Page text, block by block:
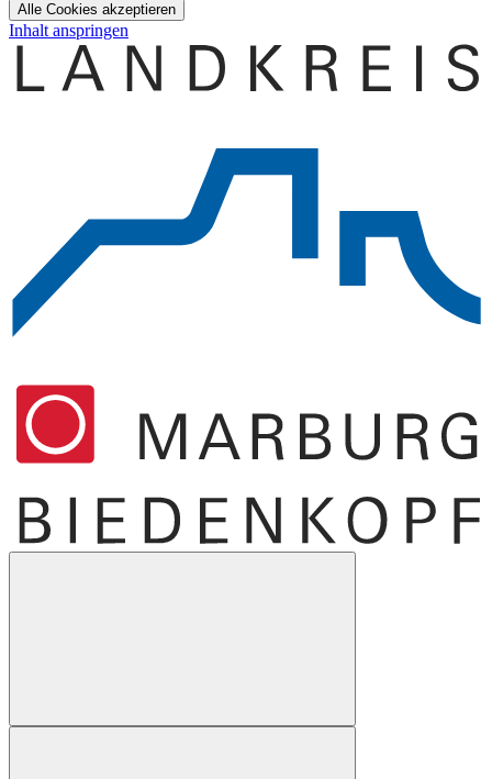
Alle Cookies akzeptieren
Inhalt anspringen